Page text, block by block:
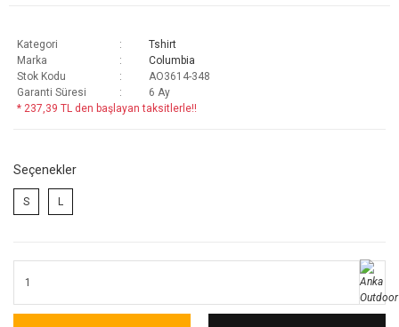
Kategori
Tshirt
Marka
Columbia
Stok Kodu
AO3614-348
Garanti Süresi
6 Ay
* 237,39 TL den başlayan taksitlerle!!
Seçenekler
S L